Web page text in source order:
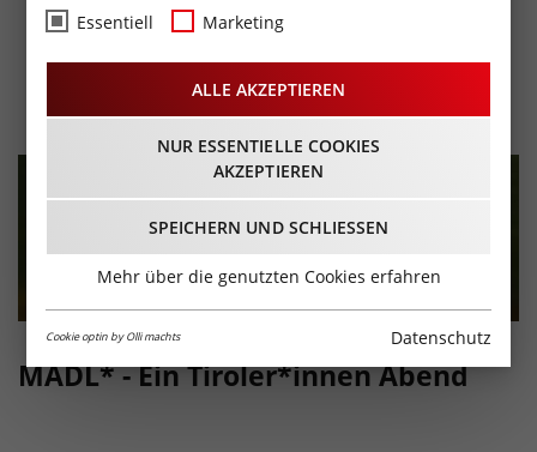
MADL* - Ein Tiroler*innen
Abend
02.10.2025 - Beginn 20:00 Uhr
MADL* - Ein Tiroler*innen Abend
Essentiell Marketing
ALLE AKZEPTIEREN
NUR ESSENTIELLE COOKIES
AKZEPTIEREN
SPEICHERN UND SCHLIESSEN
Mehr über die genutzten Cookies erfahren
Cookie optin by Olli machts Datenschutz